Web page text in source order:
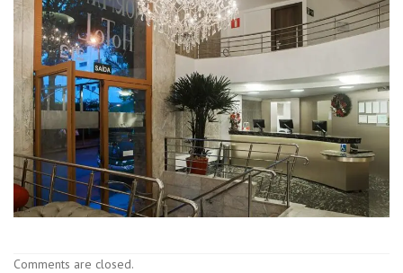
Comments are closed.